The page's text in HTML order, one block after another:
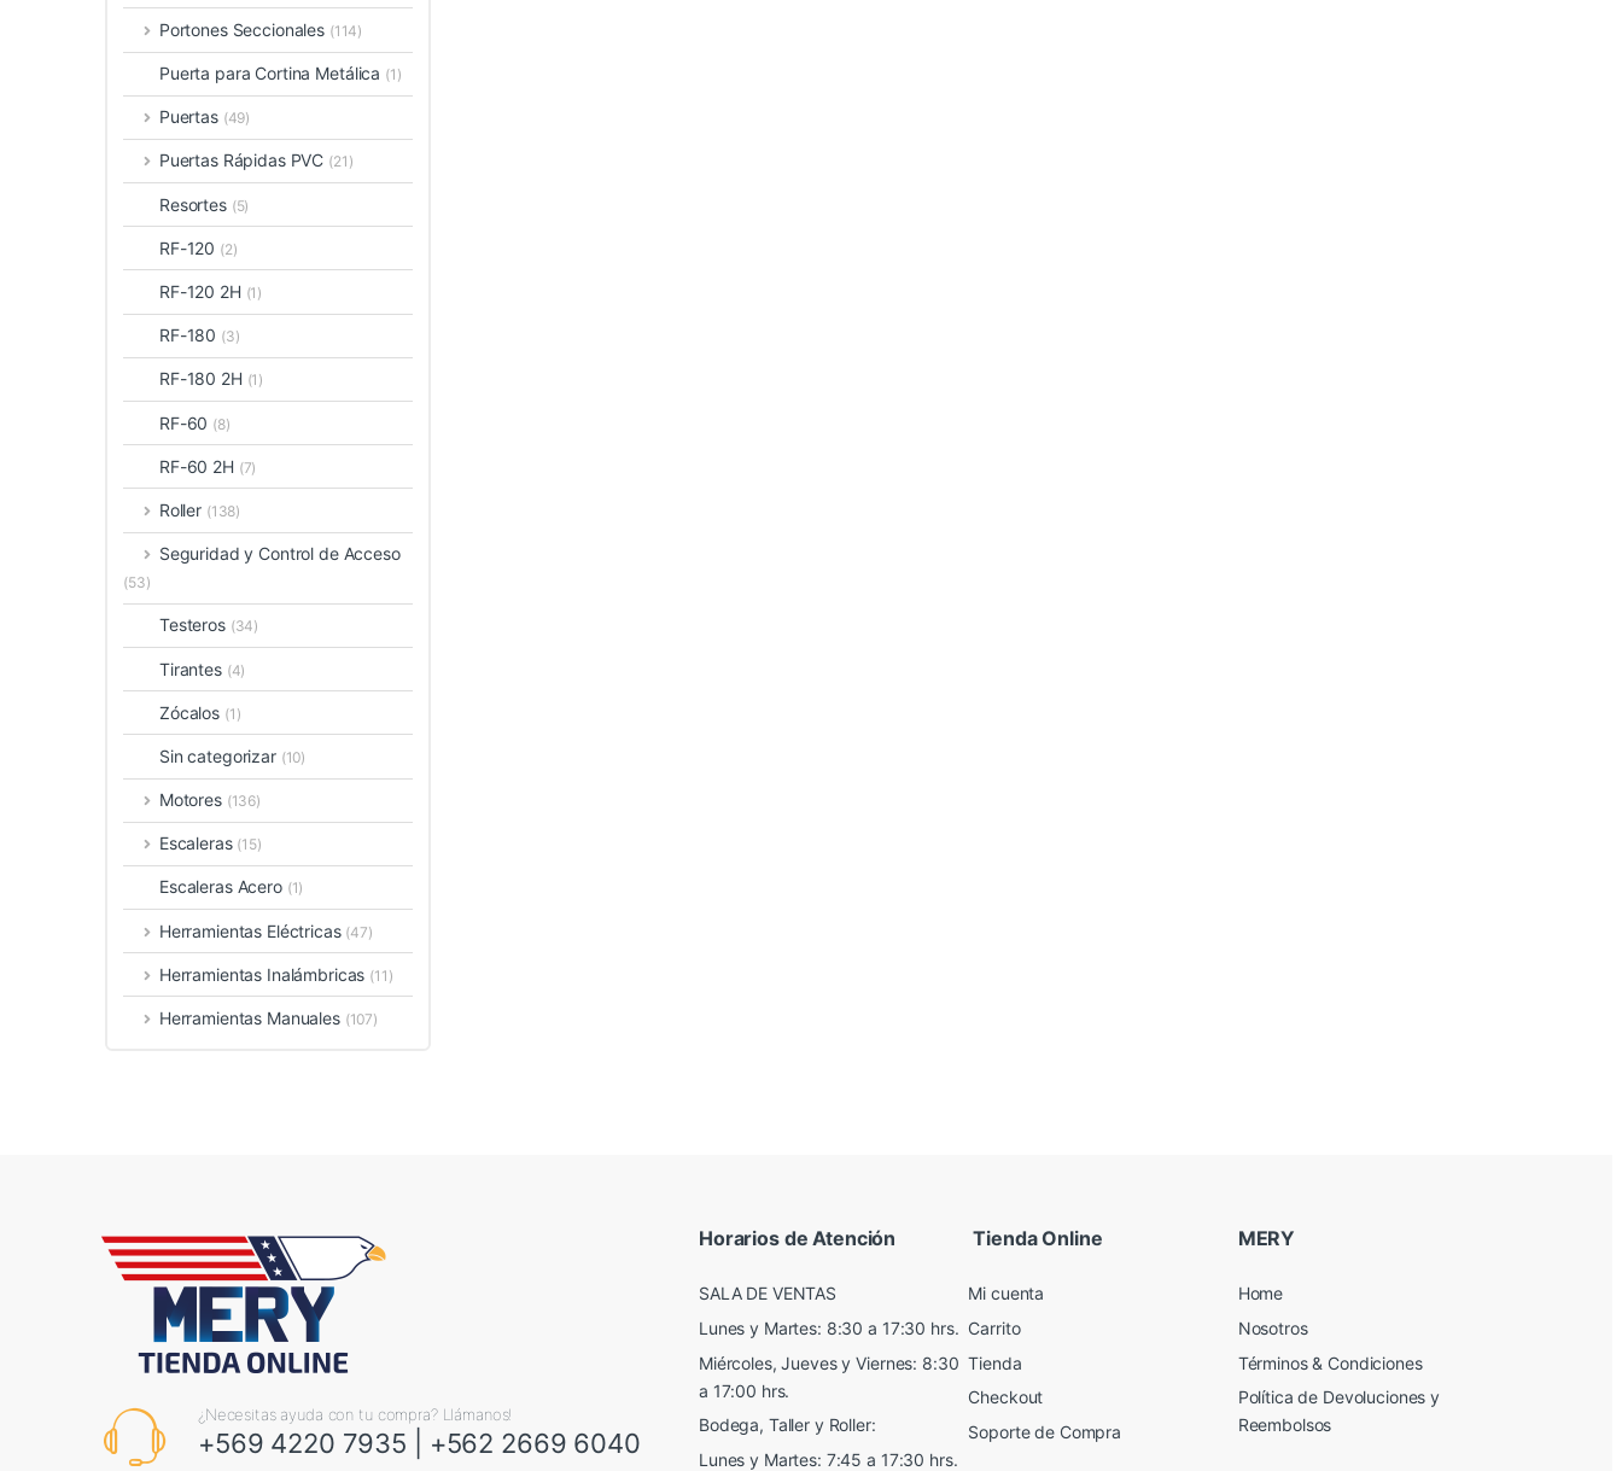
Portones Seccionales (114)
Puerta para Cortina Metálica (1)
Puertas (49)
Puertas Rápidas PVC (21)
Resortes (5)
RF-120 (2)
RF-120 2H (1)
RF-180 (3)
RF-180 2H (1)
RF-60 (8)
RF-60 2H (7)
Roller (138)
Seguridad y Control de Acceso
(53)
Testeros (34)
Tirantes (4)
Zócalos (1)
Sin categorizar (10)
Motores (136)
Escaleras (15)
Escaleras Acero (1)
Herramientas Eléctricas (47)
Herramientas Inalámbricas (11)
Herramientas Manuales (107)
¿Necesitas ayuda con tu compra? Llámanos!
+569 4220 7935 +562 2669 6040
Horarios de Atención
SALA DE VENTAS
Lunes y Martes: 8:30 a 17:30 hrs.
Miércoles, Jueves y Viernes: 8:30
a 17:00 hrs.
Bodega, Taller y Roller:
Lunes y Martes: 7:45 a 17:30 hrs.
Tienda Online
Mi cuenta
Carrito
Tienda
Checkout
Soporte de Compra
MERY
Home
Nosotros
Términos & Condiciones
Política de Devoluciones y
Reembolsos